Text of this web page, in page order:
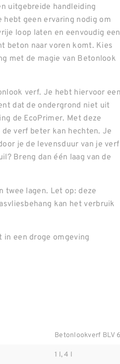
uitgebreide handleiding
hebt geen ervaring nodig om
loop laten en eenvoudig een
beton naar voren komt. Kies
met de magie van Betonlook
verf. Je hebt hiervoor een
dat de ondergrond niet uit
de EcoPrimer. Met deze
verf beter kan hechten. Je
je de levensduur van je verf
Breng dan één laag van de
twee lagen. Let op: deze
kan het verbruik
in een droge omgeving
Betonlookverf BLV
1 l, 4 l